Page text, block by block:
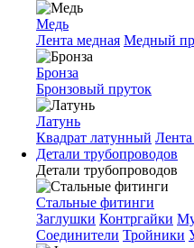
Медь
Лента медная Медный
Бронза
Бронзовый пруток
Латунь
Квадрат латунный
Детали трубопроводов
Детали трубопроводов
Стальные фитинги
Заглушки Контргайки
Соединители Тройники